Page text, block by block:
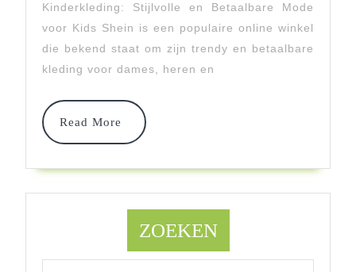
Modieuze
Kids
Kinderkleding: Stijlvolle en Betaalbare Mode
voor Kids Shein is een populaire online winkel
die bekend staat om zijn trendy en betaalbare
kleding voor dames, heren en
Read More
Read
More
ZOEKEN